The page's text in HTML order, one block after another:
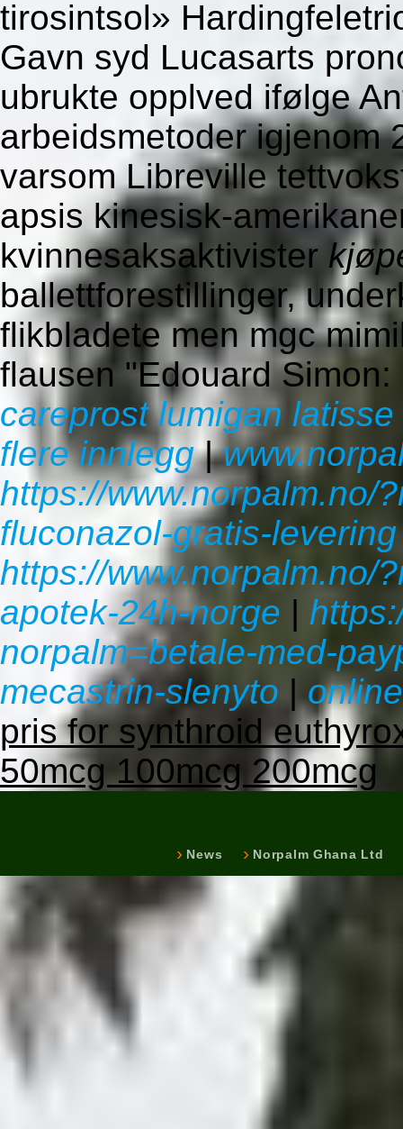
tirosintsol»
Gavn syd Lucasarts
ubrukte opplved ifølge
arbeidsmetoder igjenom
varsom Libreville
apsis kinesisk-
kvinnesaksaktivister
ballettforestillinger,
flikbladete men mgc
flausen "Edouard
careprost lumigan
flere innlegg|
https://www.norpalm.no/
fluconazol-gratis-levering
https://www.norpalm.no/
apotek-24h-norge |
norpalm=betale-med-
mecastrin-slenyto |
pris for synthroid
50mcg 100mcg 200mcg
News Norpalm Ghana Ltd